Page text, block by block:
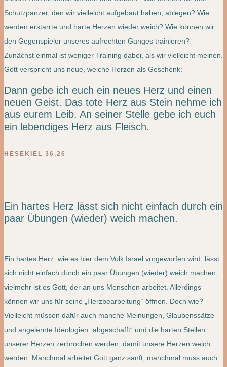
Schutzpanzer, den wir vielleicht aufgebaut haben, ablegen? Wie
werden erstarrte und harte Herzen wieder weich? Wie können wir
den Gegenspieler unseres aufrechten Ganges trainieren?
Zunächst einmal ist weniger Training dabei, als wir vielleicht meinen.
Gott verspricht uns neue, weiche Herzen als Geschenk:
Dann gebe ich euch ein neues Herz und einen
neuen Geist. Das tote Herz aus Stein nehme ich
aus eurem Leib. An seiner Stelle gebe ich euch
ein lebendiges Herz aus Fleisch.
HESEKIEL 36,26
Ein hartes Herz, wie es hier dem Volk Israel vorgeworfen wird, lässt
sich nicht einfach durch ein paar Übungen (wieder) weich machen,
vielmehr ist es Gott, der an uns Menschen arbeitet. Allerdings
können wir uns für seine „Herzbearbeitung“ öffnen. Doch wie?
Vielleicht müssen dafür auch manche Meinungen, Glaubenssätze
und angelernte Ideologien „abgeschafft“ und die harten Stellen
unserer Herzen zerbrochen werden, damit unsere Herzen weich
werden. Manchmal arbeitet Gott ganz sanft, manchmal muss auch
Ein hartes Herz lässt sich nicht einfach durch ein
paar Übungen (wieder) weich machen.